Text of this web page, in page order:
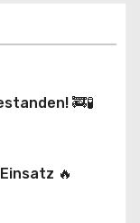
🚒🧪
🔥